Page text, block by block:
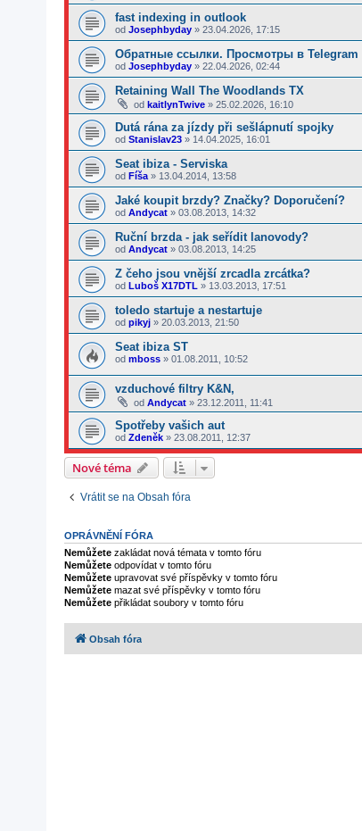
fast indexing in outlook
od Josephbyday » 23.04.2026, 17:15
Обратные ссылки. Просмотры в Telegram
od Josephbyday » 22.04.2026, 02:44
Retaining Wall The Woodlands TX
od kaitlynTwive » 25.02.2026, 16:10
Dutá rána za jízdy při sešlápnutí spojky
od Stanislav23 » 14.04.2025, 16:01
Seat ibiza - Serviska
od Fíša » 13.04.2014, 13:58
Jaké koupit brzdy? Značky? Doporučení?
od Andycat » 03.08.2013, 14:32
Ruční brzda - jak seřídit lanovody?
od Andycat » 03.08.2013, 14:25
Z čeho jsou vnější zrcadla zrcátka?
od Luboš X17DTL » 13.03.2013, 17:51
toledo startuje a nestartuje
od pikyj » 20.03.2013, 21:50
Seat ibiza ST
od mboss » 01.08.2011, 10:52
vzduchové filtry K&N,
od Andycat » 23.12.2011, 11:41
Spotřeby vašich aut
od Zdeněk » 23.08.2011, 12:37
Nové téma
Vrátit se na Obsah fóra
OPRÁVNĚNÍ FÓRA
Nemůžete zakládat nová témata v tomto fóru
Nemůžete odpovídat v tomto fóru
Nemůžete upravovat své příspěvky v tomto fóru
Nemůžete mazat své příspěvky v tomto fóru
Nemůžete přikládat soubory v tomto fóru
Obsah fóra